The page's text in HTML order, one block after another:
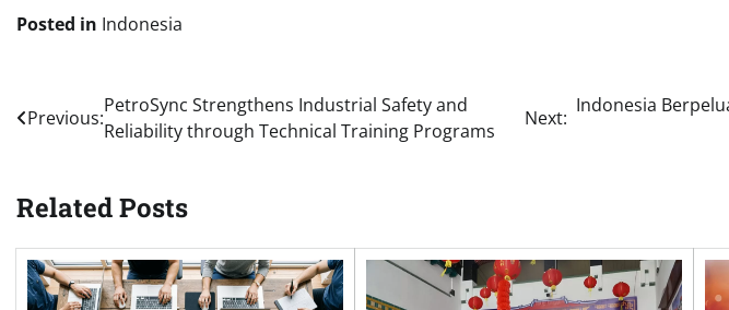
Posted in Indonesia
Post
navigation
Previous:
PetroSync Strengthens Industrial Safety and
Reliability through Technical Training Programs
Next:
Indonesia
Related Posts